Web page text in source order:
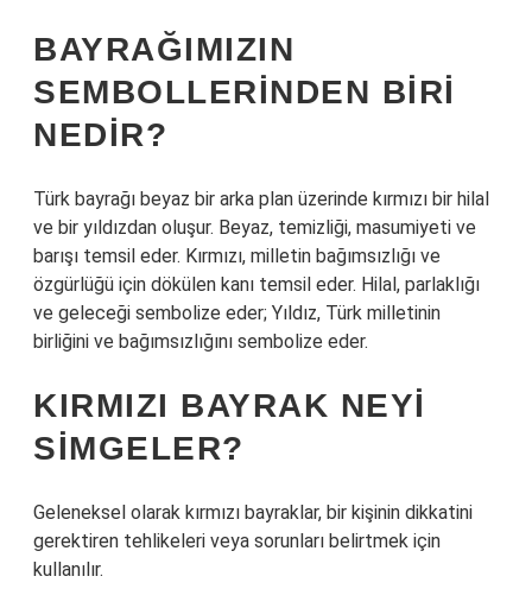
BAYRAĞIMIZIN
SEMBOLLERINDEN BIRI
NEDIR?
Türk bayrağı beyaz bir arka plan üzerinde kırmızı bir hilal
ve bir yıldızdan oluşur. Beyaz, temizliği, masumiyeti ve
barışı temsil eder. Kırmızı, milletin bağımsızlığı ve
özgürlüğü için dökülen kanı temsil eder. Hilal, parlaklığı
ve geleceği sembolize eder; Yıldız, Türk milletinin
birliğini ve bağımsızlığını sembolize eder.
KIRMIZI BAYRAK NEYI
SIMGELER?
Geleneksel olarak kırmızı bayraklar, bir kişinin dikkatini
gerektiren tehlikeleri veya sorunları belirtmek için
kullanılır.